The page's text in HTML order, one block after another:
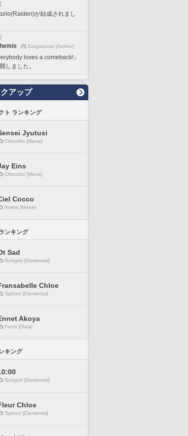
が結成されまし
Sargatanas [Aether]
loves a comeback!」
しました。
アップ
ト ランキング
Jyutusi
Chocobo [Mana]
Eins
Chocobo [Mana]
Cocco
Anima [Mana]
ンキング
Sad
Gungnir [Elemental]
Chloe
Typhon [Elemental]
Akoya
Fenrir [Gaia]
キング
Gungnir [Elemental]
Chloe
Typhon [Elemental]